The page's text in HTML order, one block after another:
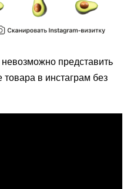
невозможно представить
в инстаграм без